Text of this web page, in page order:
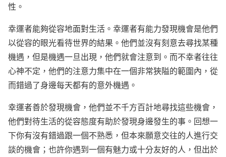
性。
幸運者能夠從容地面對生活。幸運者有能力發現機會是他們
以從容的眼光看待世界的結果。他們並沒有刻意去尋找某種
機遇，但是機遇一旦出現，他們就會注意到。而不幸者往往
心神不定，他們的注意力集中在一個非常狹隘的範圍內，從
而錯過了身邊每天都有的意外機遇。
幸運者善於發現機會，他們並不千方百計地尋找這些機會，
他們對待生活的從容態度有助於發現身邊發生的事。回想一
下你有沒有錯過跟一個不熟悉，但本來願意交往的人進行交
談的機會；也許你遇到一個有魅力或十分友好的人，但出於